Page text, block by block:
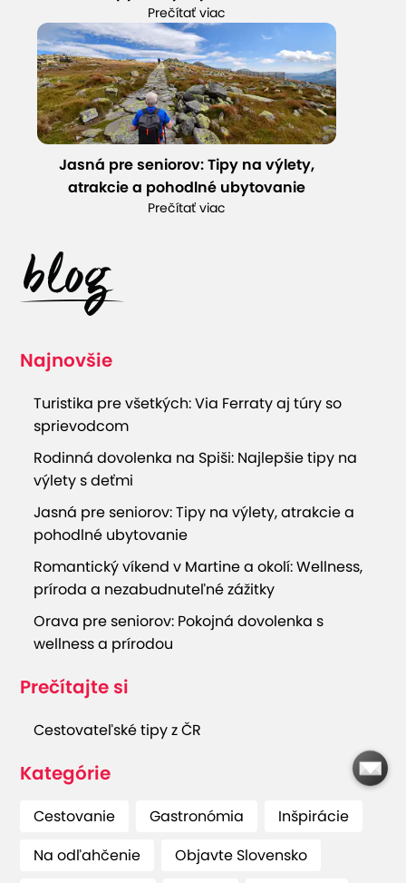
Prečítať viac
Jasná pre seniorov: Tipy na výlety,
atrakcie a pohodlné ubytovanie
Prečítať viac
Najnovšie
Turistika pre všetkých: Via Ferraty aj túry so
sprievodcom
Rodinná dovolenka na Spiši: Najlepšie tipy na
výlety s deťmi
Jasná pre seniorov: Tipy na výlety, atrakcie a
pohodlné ubytovanie
Romantický víkend v Martine a okolí: Wellness,
príroda a nezabudnuteľné zážitky
Orava pre seniorov: Pokojná dovolenka s
wellness a prírodou
Prečítajte si
Cestovateľské tipy z ČR
Kategórie
Cestovanie Gastronómia
Inšpirácie
Na odľahčenie
Objavte Slovensko